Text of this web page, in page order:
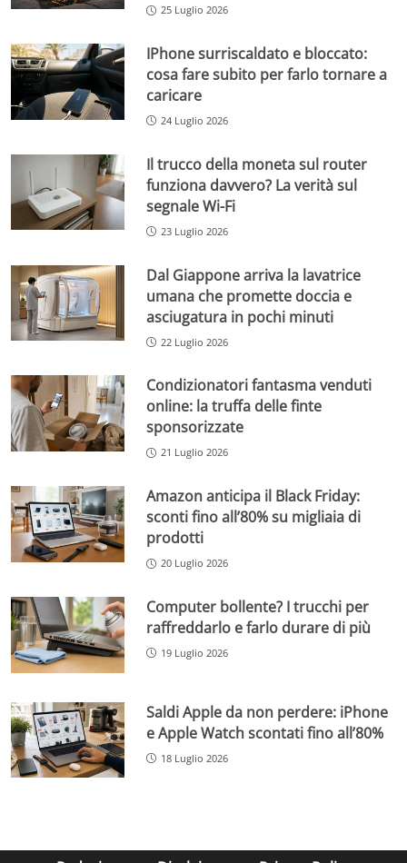
25 Luglio 2026
IPhone surriscaldato e bloccato:
cosa fare subito per farlo tornare a
caricare
24 Luglio 2026
Il trucco della moneta sul router
funziona davvero? La verità sul
segnale Wi-Fi
23 Luglio 2026
Dal Giappone arriva la lavatrice
umana che promette doccia e
asciugatura in pochi minuti
22 Luglio 2026
Condizionatori fantasma venduti
online: la truffa delle finte
sponsorizzate
21 Luglio 2026
Amazon anticipa il Black Friday:
sconti fino all’80% su migliaia di
prodotti
20 Luglio 2026
Computer bollente? I trucchi per
raffreddarlo e farlo durare di più
19 Luglio 2026
Saldi Apple da non perdere: iPhone
e Apple Watch scontati fino all’80%
18 Luglio 2026